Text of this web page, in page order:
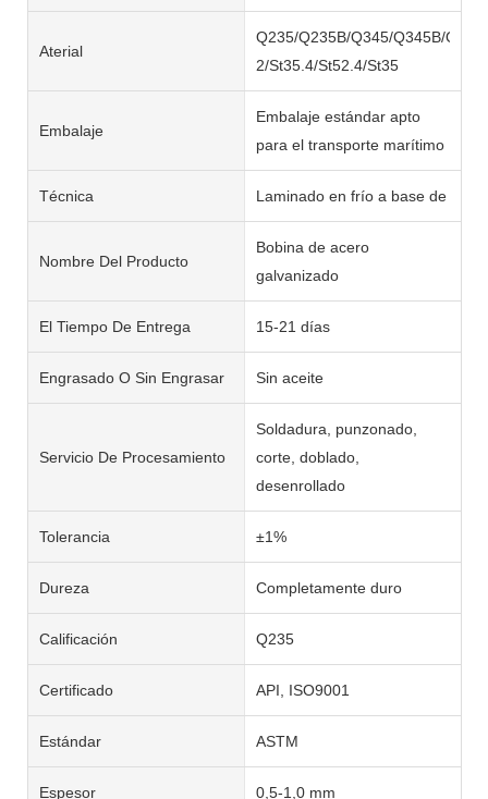
Aterial
Q235/Q235B/Q345/Q345B/
2/St35.4/St52.4/St35
Embalaje
Embalaje estándar apto
para el transporte marítimo
Técnica Laminado en frío a base de
Nombre Del Producto
Bobina de acero
galvanizado
El Tiempo De Entrega 15-21 días
Engrasado O Sin Engrasar Sin aceite
Servicio De Procesamiento
Soldadura, punzonado,
corte, doblado,
desenrollado
Tolerancia ±1%
Dureza Completamente duro
Calificación Q235
Certificado API, ISO9001
Estándar ASTM
Espesor 0,5-1,0 mm